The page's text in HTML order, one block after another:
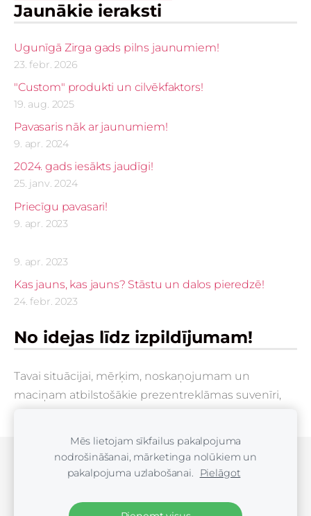
Jaunākie ieraksti
Ugunīgā Zirga gads pilns jaunumiem!
23. febr. 2026
"Custom" produkti un cilvēkfaktors!
19. aug. 2025
Pavasaris nāk ar jaunumiem!
9. apr. 2024
2024. gads iesākts jaudīgi!
25. janv. 2024
Priecīgu pavasari!
9. apr. 2023
9. apr. 2023
Kas jauns, kas jauns? Stāstu un dalos pieredzē!
24. febr. 2023
No idejas līdz izpildījumam!
Tavai situācijai, mērķim, noskaņojumam un
maciņam atbilstošākie prezentreklāmas suvenīri,
Sīkdatnes
.
Mēs lietojam sīkfailus pakalpojuma
nodrošināšanai, mārketinga nolūkiem un
pakalpojuma uzlabošanai.
Pielāgot